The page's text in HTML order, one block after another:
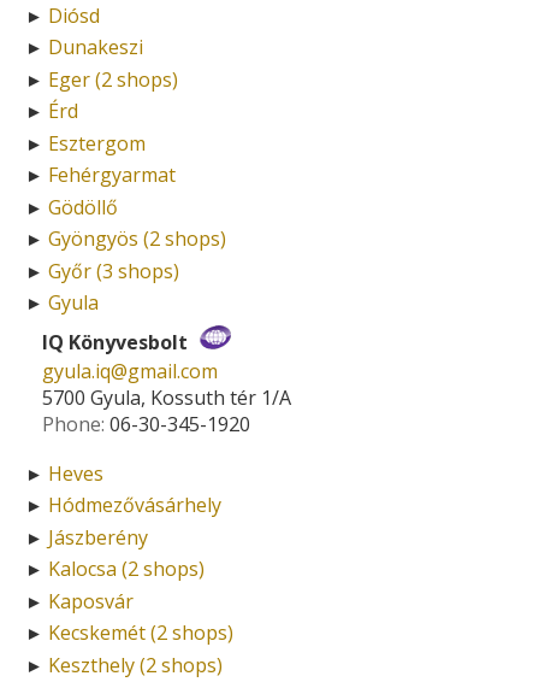
► Diósd
► Dunakeszi
► Eger (2 shops)
► Érd
► Esztergom
► Fehérgyarmat
► Gödöllő
► Gyöngyös (2 shops)
► Győr (3 shops)
► Gyula
IQ Könyvesbolt
gyula.iq­@­gmail.com
5700 Gyula, Kossuth tér 1/A
Phone: 06-30-345-1920
► Heves
► Hódmezővásárhely
► Jászberény
► Kalocsa (2 shops)
► Kaposvár
► Kecskemét (2 shops)
► Keszthely (2 shops)